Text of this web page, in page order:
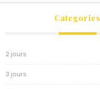
Categories
2 jours
3 jours